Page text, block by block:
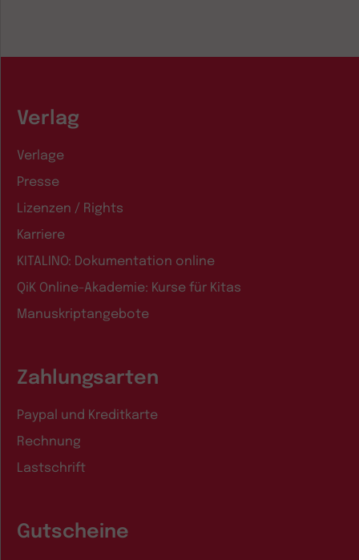
Verlag
Verlage
Presse
Lizenzen / Rights
Karriere
KITALINO: Dokumentation online
QiK Online-Akademie: Kurse für Kitas
Manuskriptangebote
Zahlungsarten
Paypal und Kreditkarte
Rechnung
Lastschrift
Gutscheine